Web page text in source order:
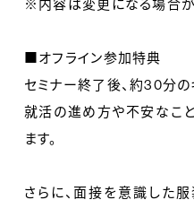
※内容は変更になる場合が
■オフライン参加特典
セミナー終了後、約30分の
就活の進め方や不安なこ
ます。
さらに、面接を意識した